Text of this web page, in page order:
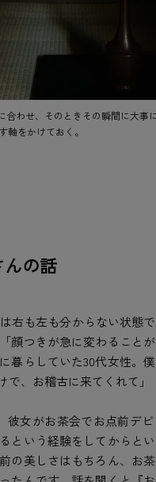
合わせ、そのときその瞬間に大事
軸をかけておく。
の話
右も左も分からない状態
顔つきが急に変わること
暮らしていた30代女性。
、お稽古に来てくれて」
彼女がお茶会でお点前デ
という経験をしてからと
の美しさはもちろん、お